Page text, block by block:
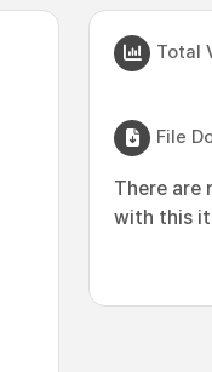
Total
File
There are
with this